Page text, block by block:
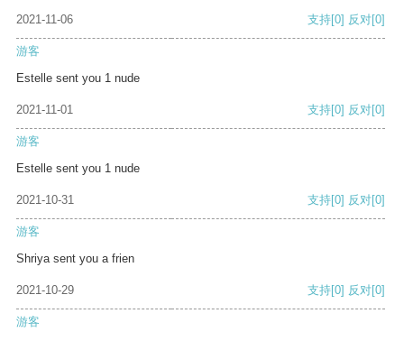
2021-11-06 支持[0] 反对[0]
游客
Estelle sent you 1 nude
2021-11-01 支持[0] 反对[0]
游客
Estelle sent you 1 nude
2021-10-31 支持[0] 反对[0]
游客
Shriya sent you a frien
2021-10-29 支持[0] 反对[0]
游客